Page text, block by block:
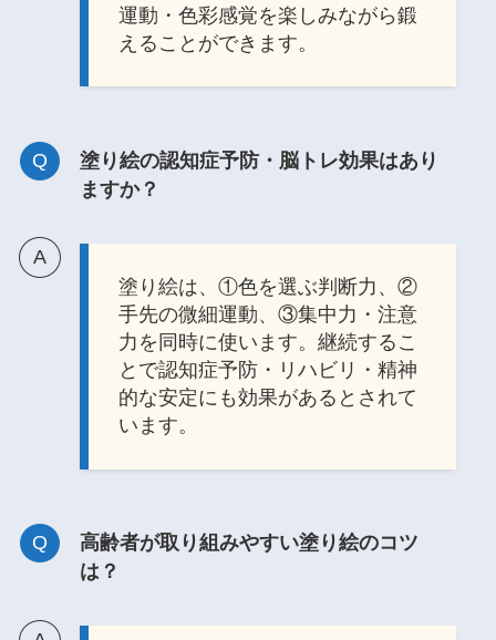
運動・色彩感覚を楽しみながら鍛
えることができます。
塗り絵の認知症予防・脳トレ効果はあり
ますか？
塗り絵は、①色を選ぶ判断力、②
手先の微細運動、③集中力・注意
力を同時に使います。継続するこ
とで認知症予防・リハビリ・精神
的な安定にも効果があるとされて
います。
高齢者が取り組みやすい塗り絵のコツ
は？